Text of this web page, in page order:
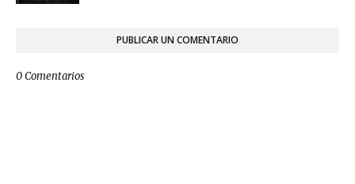
PUBLICAR UN COMENTARIO
0 Comentarios